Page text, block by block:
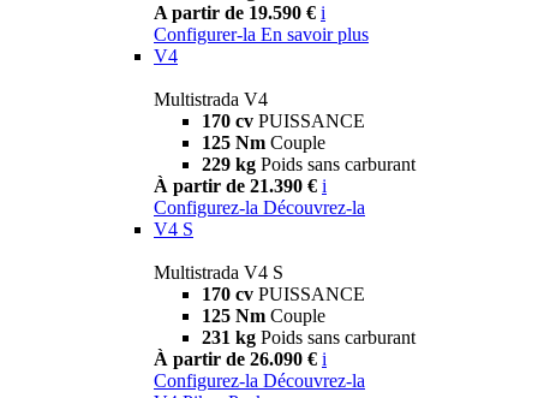
A partir de 19.590 € i
Configurer-la En savoir plus
V4
Multistrada V4
170 cv PUISSANCE
125 Nm Couple
229 kg Poids sans carburant
À partir de 21.390 € i
Configurez-la Découvrez-la
V4 S
Multistrada V4 S
170 cv PUISSANCE
125 Nm Couple
231 kg Poids sans carburant
À partir de 26.090 € i
Configurez-la Découvrez-la